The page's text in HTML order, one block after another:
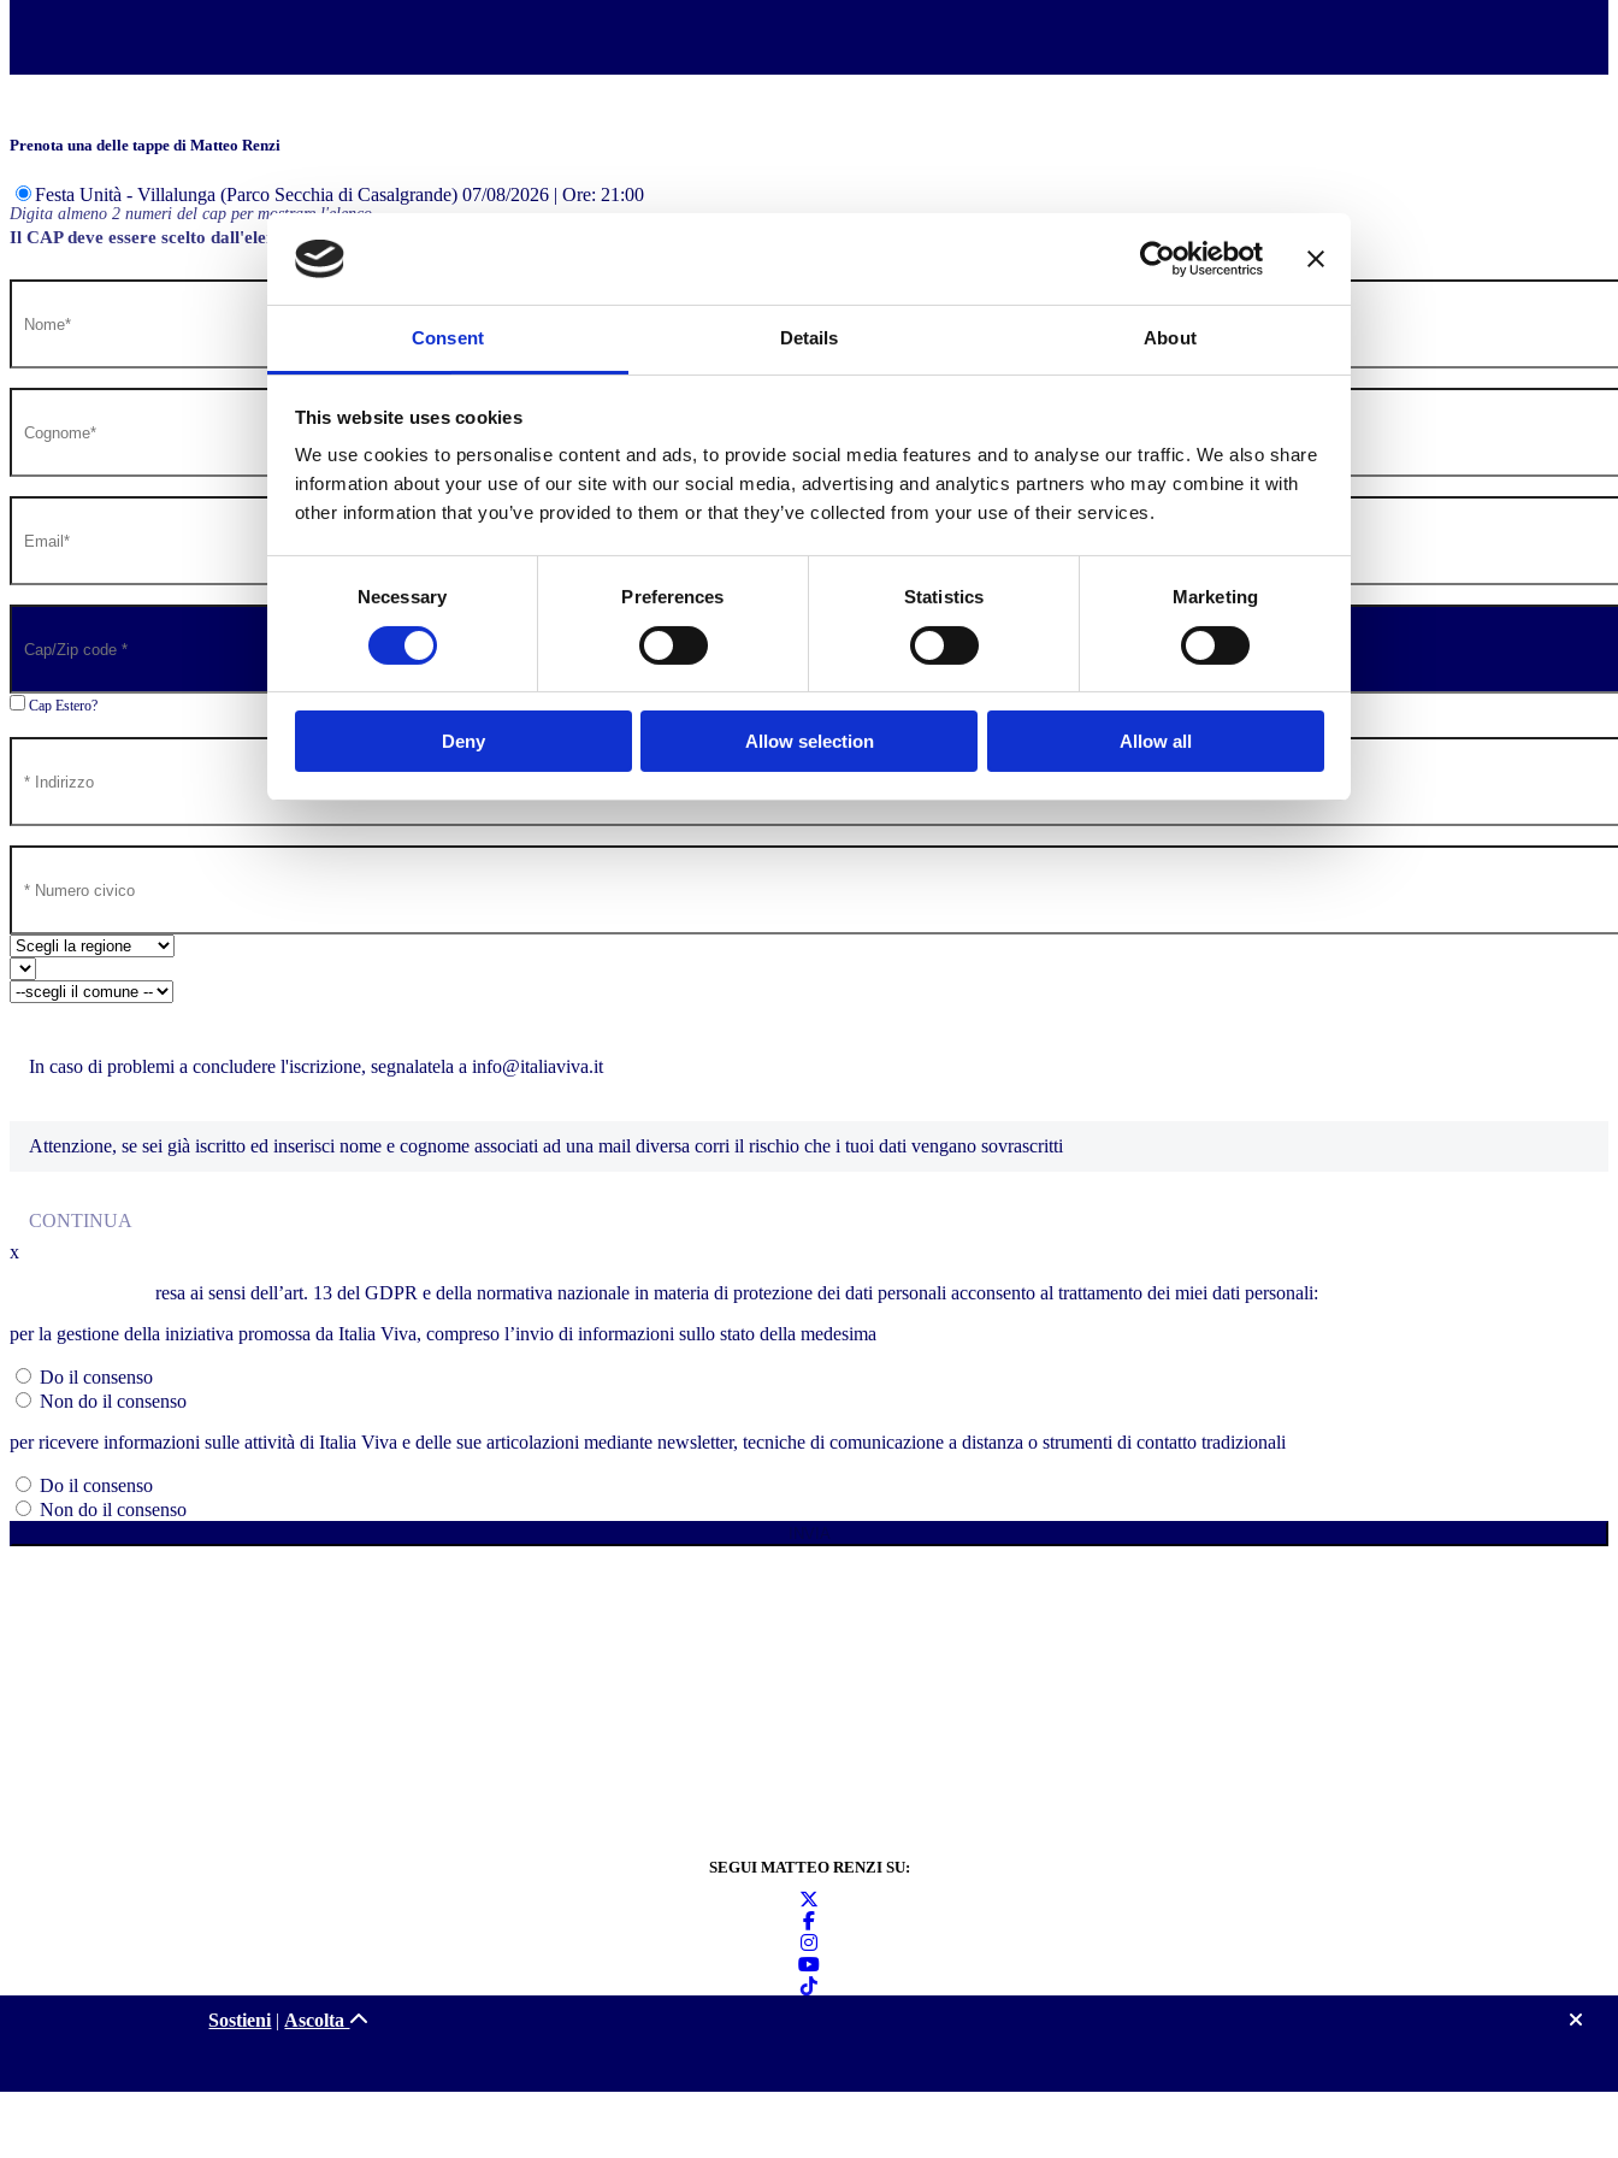
Consent Details About
This website uses cookies
We use cookies to personalise content and ads, to provide social media features and to analyse our traffic. We also share
information about your use of our site with our social media, advertising and analytics partners who may combine it with
other information that you’ve provided to them or that they’ve collected from your use of their services.
Necessary Preferences Statistics Marketing
Deny Allow selection Allow all
Prenota una delle tappe di Matteo Renzi
Festa Unità - Villalunga (Parco Secchia di Casalgrande) 07/08/2026 | Ore: 21:00
Digita almeno 2 numeri del cap per mostrare l'elenco
Il CAP deve essere scelto dall'elenco, in caso di intenso traffico, l'elenco di selezione potrebbe comparire più lentamente.
Cap Estero?
In caso di problemi a concludere l'iscrizione, segnalatela a info@italiaviva.it
Attenzione, se sei già iscritto ed inserisci nome e cognome associati ad una mail diversa corri il rischio che i tuoi dati vengano sovrascritti
CONTINUA
x
resa ai sensi dell’art. 13 del GDPR e della normativa nazionale in materia di protezione dei dati personali acconsento al trattamento dei miei dati personali:
per la gestione della iniziativa promossa da Italia Viva, compreso l’invio di informazioni sullo stato della medesima
Do il consenso
Non do il consenso
per ricevere informazioni sulle attività di Italia Viva e delle sue articolazioni mediante newsletter, tecniche di comunicazione a distanza o strumenti di contatto tradizionali
Do il consenso
Non do il consenso
SEGUI MATTEO RENZI SU:
Informativa sullaprivacy
Sostieni | Ascolta